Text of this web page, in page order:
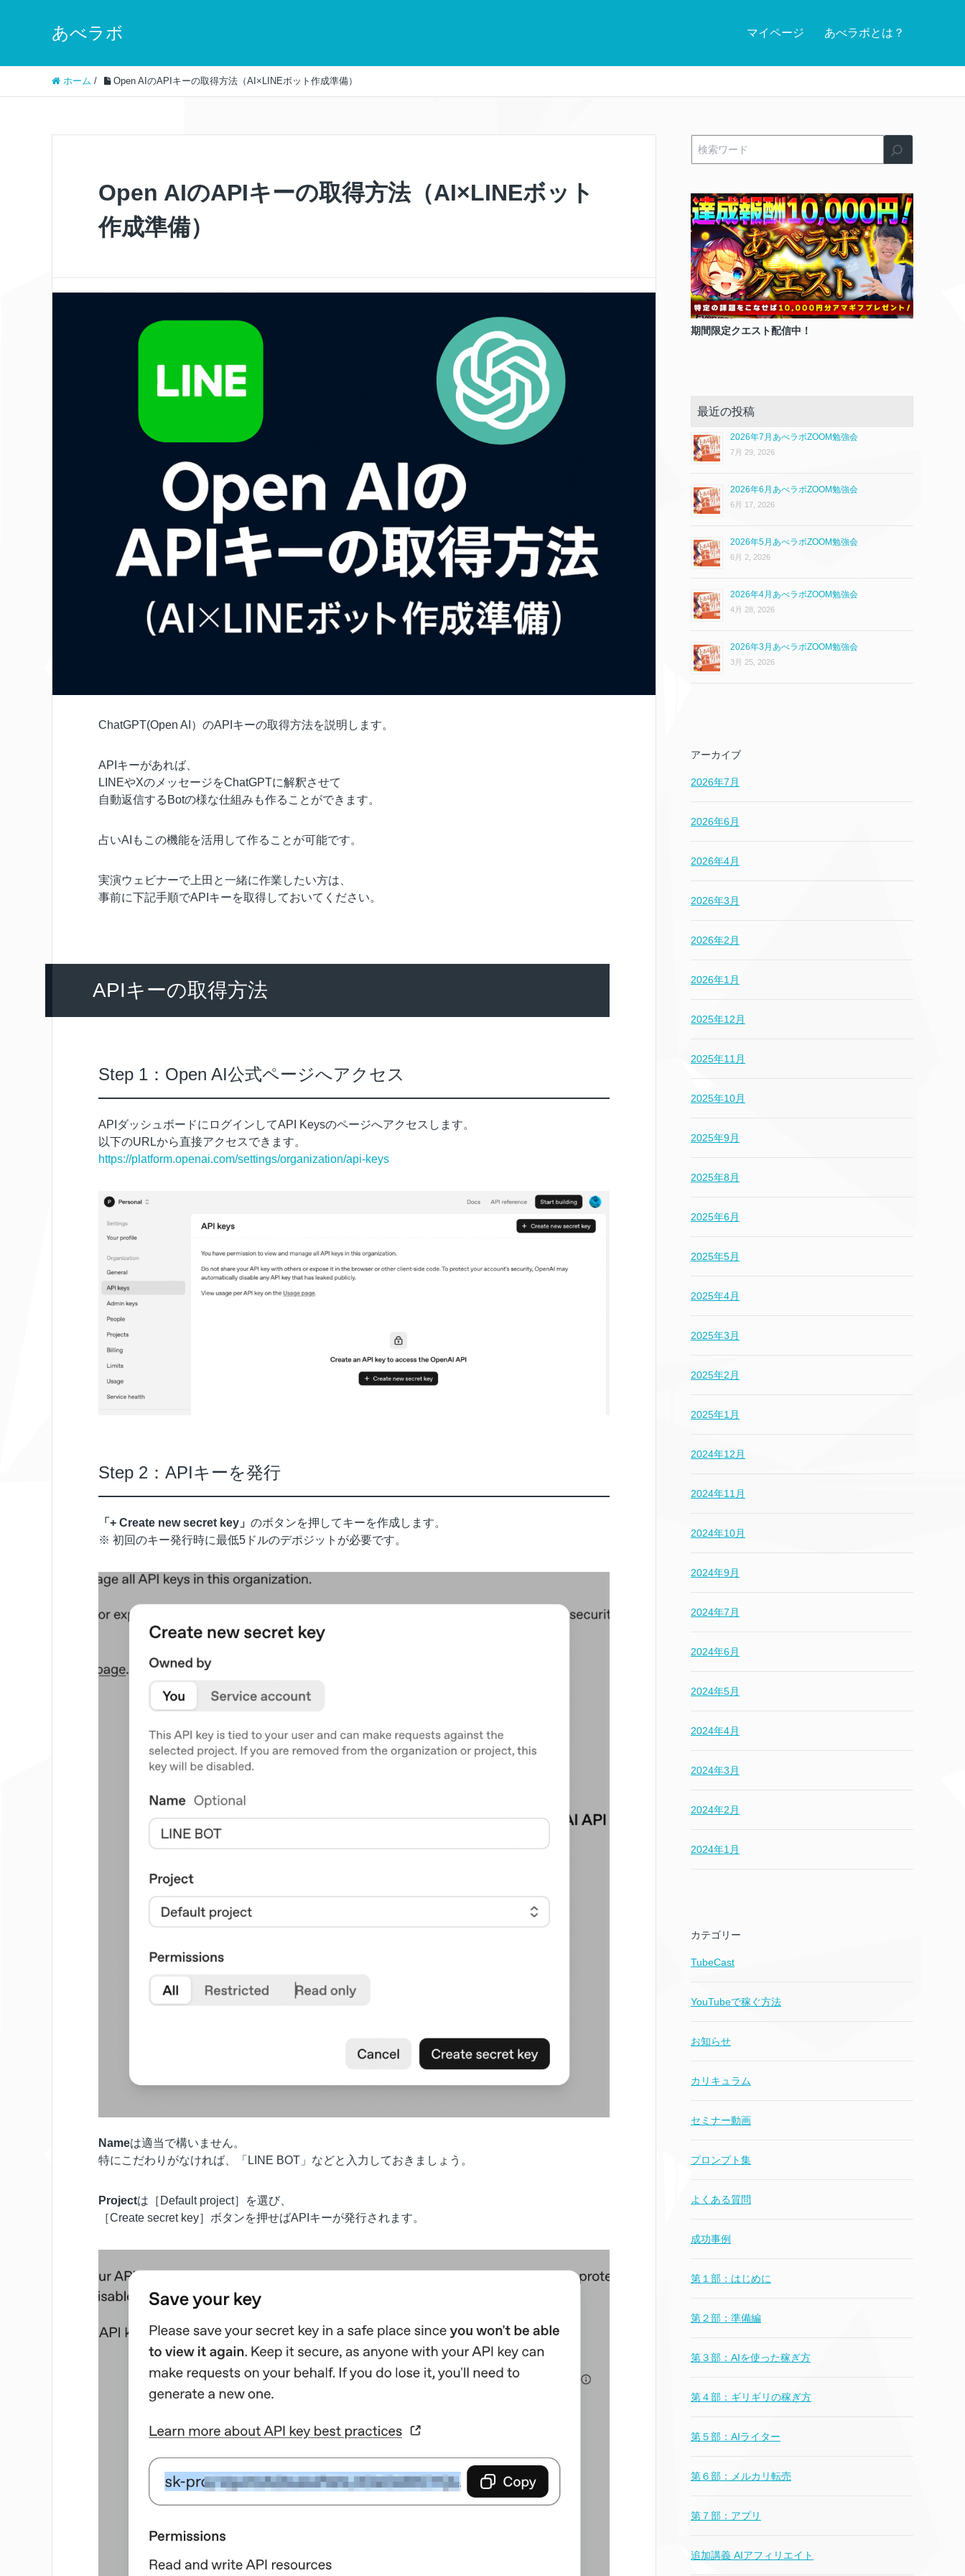
あべラボ マイページ あべラボとは？
ホーム / Open AIのAPIキーの取得方法（AI×LINEボット作成準備）
Open AIのAPIキーの取得方法（AI×LINEボット
作成準備）
ChatGPT(Open AI）のAPIキーの取得方法を説明します。
APIキーがあれば、
LINEやXのメッセージをChatGPTに解釈させて
自動返信するBotの様な仕組みも作ることができます。
占いAIもこの機能を活用して作ることが可能です。
実演ウェビナーで上田と一緒に作業したい方は、
事前に下記手順でAPIキーを取得しておいてください。
APIキーの取得方法
Step 1：Open AI公式ページへアクセス
APIダッシュボードにログインしてAPI Keysのページへアクセスします。
以下のURLから直接アクセスできます。
https://platform.openai.com/settings/organization/api-keys
Step 2：APIキーを発行
「+ Create new secret key」 のボタンを押してキーを作成します。
※ 初回のキー発行時に最低5ドルのデポジットが必要です。
Nameは適当で構いません。
特にこだわりがなければ、「LINE BOT」などと入力しておきましょう。
Projectは［Default project］を選び、
［Create secret key］ボタンを押せばAPIキーが発行されます。
期間限定クエスト配信中！
最近の投稿
2026年7月あべラボZOOM勉強会
7月 29, 2026
2026年6月あべラボZOOM勉強会
6月 17, 2026
2026年5月あべラボZOOM勉強会
6月 2, 2026
2026年4月あべラボZOOM勉強会
4月 28, 2026
2026年3月あべラボZOOM勉強会
3月 25, 2026
アーカイブ
2026年7月
2026年6月
2026年4月
2026年3月
2026年2月
2026年1月
2025年12月
2025年11月
2025年10月
2025年9月
2025年8月
2025年6月
2025年5月
2025年4月
2025年3月
2025年2月
2025年1月
2024年12月
2024年11月
2024年10月
2024年9月
2024年7月
2024年6月
2024年5月
2024年4月
2024年3月
2024年2月
2024年1月
カテゴリー
TubeCast
YouTubeで稼ぐ方法
お知らせ
カリキュラム
セミナー動画
プロンプト集
よくある質問
成功事例
第１部：はじめに
第２部：準備編
第３部：AIを使った稼ぎ方
第４部：ギリギリの稼ぎ方
第５部：AIライター
第６部：メルカリ転売
第７部：アプリ
追加講義 AIアフィリエイト